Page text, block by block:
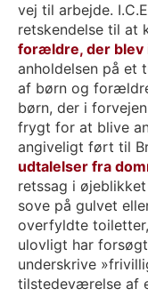
vej til arbejde.
retskendelse til at
forældre, der blev
anholdelsen på et
af børn og
børn, der i
frygt for at blive
angiveligt ført til
udtalelser fra
retssag i
sove på gulvet
overfyldte
ulovligt har
underskrive
tilstedeværelse af